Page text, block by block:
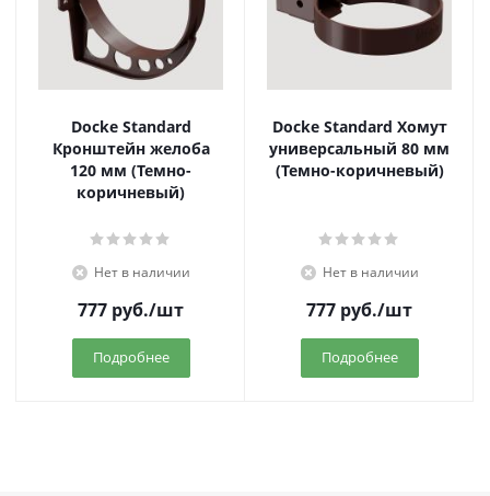
Docke Standard
Кронштейн желоба
120 мм (Темно-
коричневый)
Нет в наличии
777 руб./шт
Подробнее
Docke Standard Хомут
универсальный 80 мм
(Темно-коричневый)
Нет в наличии
777 руб./шт
Подробнее